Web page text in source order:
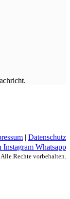
| Datenschutz
Instagram Whatsapp
Rechte vorbehalten.